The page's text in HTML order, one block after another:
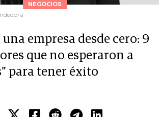
NEGOCIOS
empresa desde cero: 9
que no esperaron a
para tener éxito